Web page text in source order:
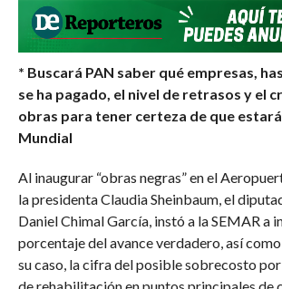
* Buscará PAN saber qué empresas,
se ha pagado, el nivel de retrasos y el
obras para tener certeza de que
Mundial
Al inaugurar “obras negras” en el
la presidenta Claudia Sheinbaum, el
Daniel Chimal García, instó a la SEMAR a
porcentaje del avance verdadero, así
su caso, la cifra del posible sobrecosto